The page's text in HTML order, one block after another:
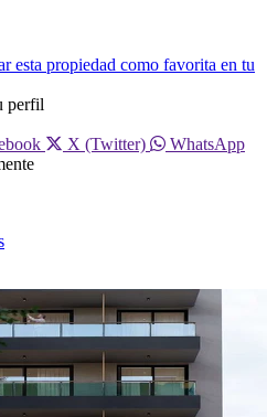
esta propiedad como favorita en tu
perfil
X (Twitter)
WhatsApp